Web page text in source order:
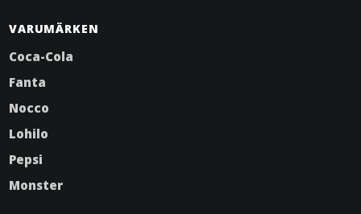
VARUMÄRKEN
Coca-Cola
Fanta
Nocco
Lohilo
Pepsi
Monster